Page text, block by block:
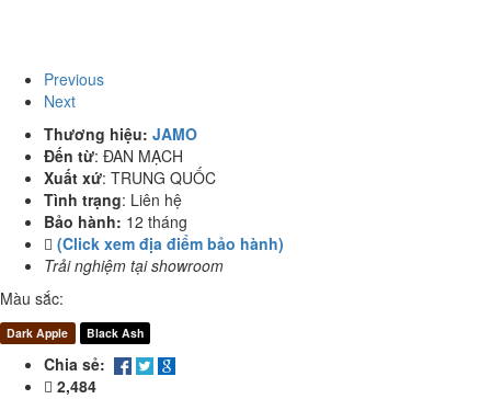
Previous
Next
Thương hiệu: JAMO
Đến từ: ĐAN MẠCH
Xuất xứ: TRUNG QUỐC
Tình trạng: Liên hệ
Bảo hành: 12 tháng
(Click xem địa điểm bảo hành)
Trải nghiệm tại showroom
Màu sắc:
Dark Apple Black Ash
Chia sẻ:
2,484